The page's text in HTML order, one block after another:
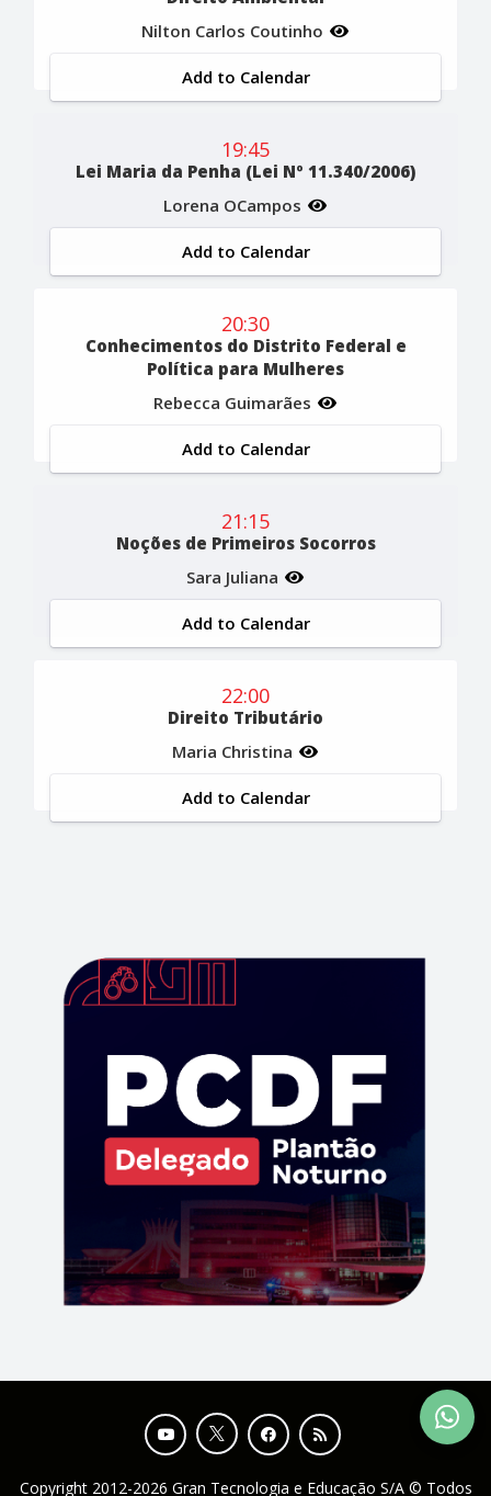
Nilton Carlos Coutinho
Add to Calendar
19:45
Lei Maria da Penha (Lei Nº 11.340/2006)
Lorena OCampos
Add to Calendar
20:30
Conhecimentos do Distrito Federal e
Política para Mulheres
Rebecca Guimarães
Add to Calendar
21:15
Noções de Primeiros Socorros
Sara Juliana
Add to Calendar
22:00
Direito Tributário
Maria Christina
Add to Calendar
Copyright 2012-2026 Gran Tecnologia e Educação S/A © Todos